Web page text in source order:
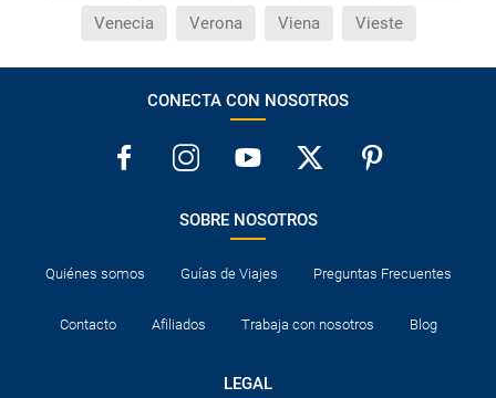
Venecia Verona Viena Vieste
CONECTA CON NOSOTROS
SOBRE NOSOTROS
Quiénes somos Guías de Viajes Preguntas Frecuentes
Contacto Afiliados Trabaja con nosotros Blog
LEGAL